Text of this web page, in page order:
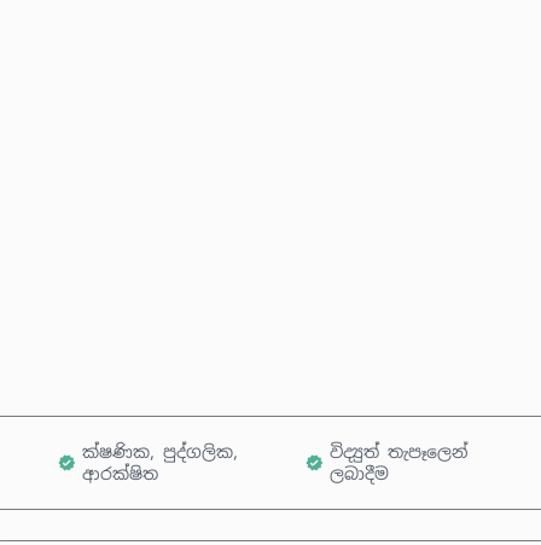
ක්ෂණික, පුද්ගලික,
ආරක්ෂිත
විද්‍යුත් තැපෑලෙන්
ලබාදීම